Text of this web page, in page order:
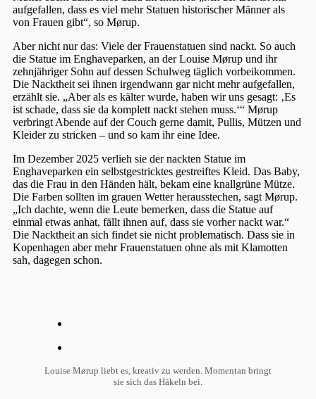
aufgefallen, dass es viel mehr Statuen historischer Männer als
von Frauen gibt“, so Mørup.
Aber nicht nur das: Viele der Frauenstatuen sind nackt. So auch
die Statue im Enghaveparken, an der Louise Mørup und ihr
zehnjähriger Sohn auf dessen Schulweg täglich vorbeikommen.
Die Nacktheit sei ihnen irgendwann gar nicht mehr aufgefallen,
erzählt sie. „Aber als es kälter wurde, haben wir uns gesagt: ‚Es
ist schade, dass sie da komplett nackt stehen muss.‘“ Mørup
verbringt Abende auf der Couch gerne damit, Pullis, Mützen und
Kleider zu stricken – und so kam ihr eine Idee.
Im Dezember 2025 verlieh sie der nackten Statue im
Enghaveparken ein selbstgestricktes gestreiftes Kleid. Das Baby,
das die Frau in den Händen hält, bekam eine knallgrüne Mütze.
Die Farben sollten im grauen Wetter herausstechen, sagt Mørup.
„Ich dachte, wenn die Leute bemerken, dass die Statue auf
einmal etwas anhat, fällt ihnen auf, dass sie vorher nackt war.“
Die Nacktheit an sich findet sie nicht problematisch. Dass sie in
Kopenhagen aber mehr Frauenstatuen ohne als mit Klamotten
sah, dagegen schon.
Louise Mørup liebt es, kreativ zu werden. Momentan bringt
sie sich das Häkeln bei.